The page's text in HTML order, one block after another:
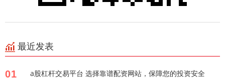
最近发表
01 a股杠杆交易平台 选择靠谱配资网站，保障您的投资安全